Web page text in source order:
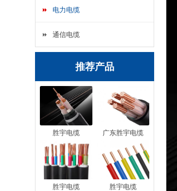
电力电缆
通信电缆
推荐产品
胜宇电缆 广东胜宇电缆
胜宇电缆 胜宇电缆